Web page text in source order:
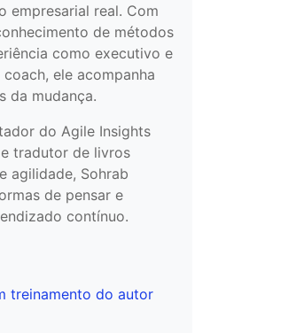
empresarial real. Com
de métodos
como executivo e
ele acompanha
da mudança.
do Agile Insights
tradutor de livros
agilidade, Sohrab
de pensar e
contínuo.
treinamento do autor